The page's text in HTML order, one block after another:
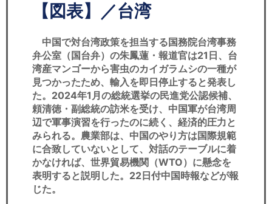
経済ニュース
労務顧問
ＩＴ
飲食店情報
【図表】／台湾
中国で対台湾政策を担当する国務院台湾事務
弁公室（国台弁）の朱鳳蓮・報道官は21日、台
湾産マンゴーから害虫のカイガラムシの一種が
見つかったため、輸入を即日停止すると発表し
た。2024年1月の総統選挙の民進党公認候補、
頼清徳・副総統の訪米を受け、中国軍が台湾周
辺で軍事演習を行ったのに続く、経済的圧力と
みられる。農業部は、中国のやり方は国際規範
に合致していないとして、対話のテーブルに着
かなければ、世界貿易機関（WTO）に懸念を
表明すると説明した。22日付中国時報などが報
じた。